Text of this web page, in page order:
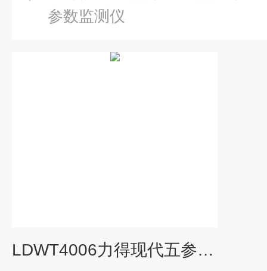
参数监测仪
LDWT4006力得现代五参数监测仪在线监测